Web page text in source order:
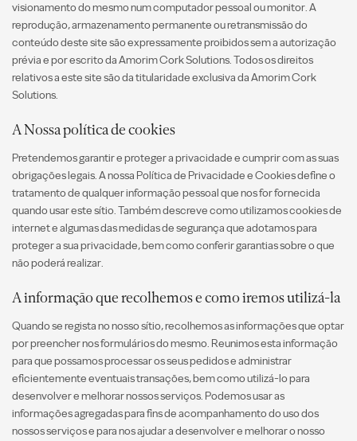
visionamento do mesmo num computador pessoal ou monitor. A
reprodução, armazenamento permanente ou retransmissão do
conteúdo deste site são expressamente proibidos sem a autorização
prévia e por escrito da Amorim Cork Solutions. Todos os direitos
relativos a este site são da titularidade exclusiva da Amorim Cork
Solutions.
A Nossa política de cookies
Pretendemos garantir e proteger a privacidade e cumprir com as suas
obrigações legais. A nossa Política de Privacidade e Cookies define o
tratamento de qualquer informação pessoal que nos for fornecida
quando usar este sítio. Também descreve como utilizamos cookies de
internet e algumas das medidas de segurança que adotamos para
proteger a sua privacidade, bem como conferir garantias sobre o que
não poderá realizar.
A informação que recolhemos e como iremos utilizá-la
Quando se regista no nosso sítio, recolhemos as informações que optar
por preencher nos formulários do mesmo. Reunimos esta informação
para que possamos processar os seus pedidos e administrar
eficientemente eventuais transações, bem como utilizá-lo para
desenvolver e melhorar nossos serviços. Podemos usar as
informações agregadas para fins de acompanhamento do uso dos
nossos serviços e para nos ajudar a desenvolver e melhorar o nosso